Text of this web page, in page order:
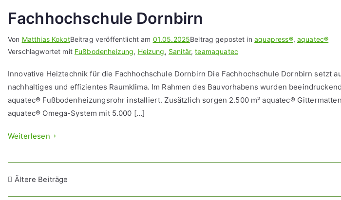
Fachhochschule Dornbirn
Von Matthias KokotBeitrag veröffentlicht am 01.05.2025Beitrag gepostet inaquapress®, aquatec®
Verschlagwortet mit Fußbodenheizung, Heizung, Sanitär,teamaquatec
Innovative Heiztechnik für die Fachhochschule Dornbirn Die Fachhochschule Dornbirn setzt
nachhaltiges und effizientes Raumklima. Im Rahmen des Bauvorhabens wurden
aquatec® Fußbodenheizungsrohr installiert. Zusätzlich sorgen 2.500 m² aquatec®
aquatec® Omega-System mit 5.000 […]
Weiterlesen
Beitragsnavigation
Ältere Beiträge